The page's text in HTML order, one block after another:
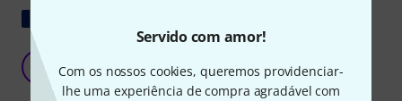
Servido com amor!
Com os nossos cookies, queremos providenciar-
lhe uma experiência de compra agradável com
1
10jeff 22.03.2021